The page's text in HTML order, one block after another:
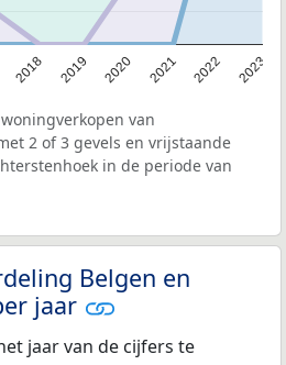
2018 2019 2020 2021 2022 2023
van
2 of 3 gevels en vrijstaande
in de periode van
Belgen en
jaar
jaar van de cijfers te